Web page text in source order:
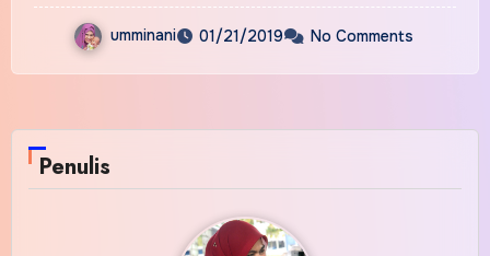
umminani 01/21/2019 No Comments
Penulis